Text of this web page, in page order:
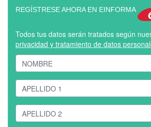
REGÍSTRESE AHORA EN EINFORMA
Todos tus datos serán tratados según
privacidad y tratamiento de datos